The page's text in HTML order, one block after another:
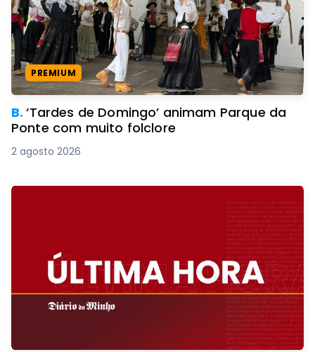
PREMIUM
B.‘Tardes de Domingo’ animam Parque da
Ponte com muito folclore
2 agosto 2026